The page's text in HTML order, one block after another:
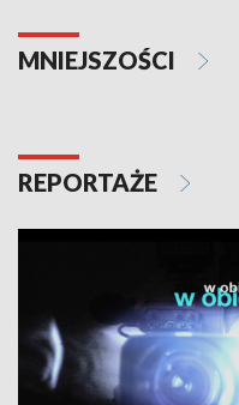
MNIEJSZOŚCI
REPORTAŻE